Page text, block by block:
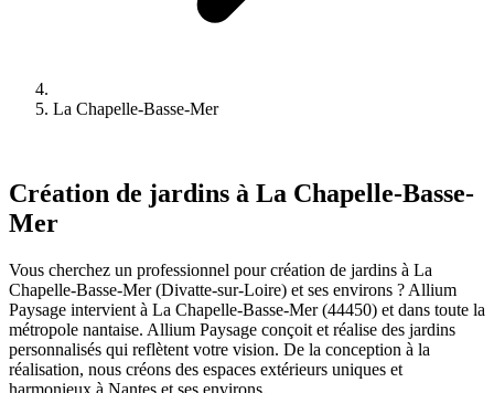
La Chapelle-Basse-Mer
Création de jardins à La Chapelle-Basse-
Mer
Vous cherchez un professionnel pour création de jardins à La
Chapelle-Basse-Mer (Divatte-sur-Loire) et ses environs ? Allium
Paysage intervient à La Chapelle-Basse-Mer (44450) et dans toute la
métropole nantaise. Allium Paysage conçoit et réalise des jardins
personnalisés qui reflètent votre vision. De la conception à la
réalisation, nous créons des espaces extérieurs uniques et
harmonieux à Nantes et ses environs.